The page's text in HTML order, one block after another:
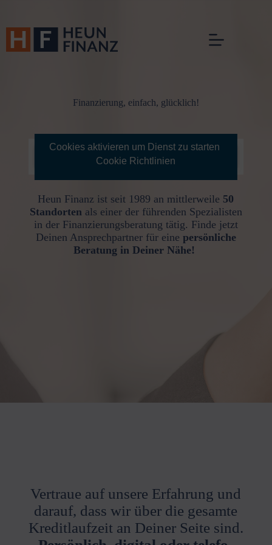
springen
Finanzierung, einfach, glücklich!
Cookies aktivieren um Dienst zu starten
Cookie Richtlinien
Heun Finanz ist seit 1989 an mittler­weile 50
Stand­orten als einer der führenden Spezia­listen
in der Finan­zie­rungs­be­ratung tätig. Finde jetzt
Deinen Ansprech­partner für eine persön­liche
Beratung in Deiner Nähe!
Vertraue auf unsere Erfahrung und
darauf, dass wir über die gesamte
Kredit­laufzeit an Deiner Seite sind.